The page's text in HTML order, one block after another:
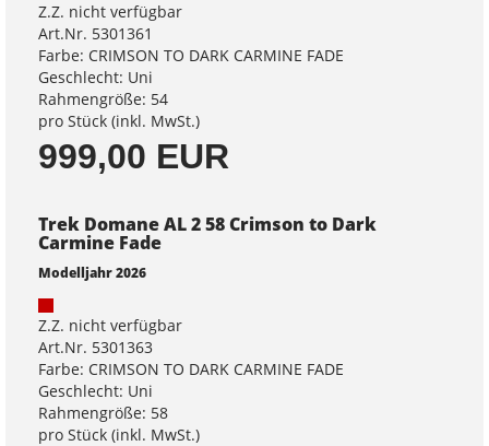
Z.Z. nicht verfügbar
Art.Nr. 5301361
Farbe: CRIMSON TO DARK CARMINE FADE
Geschlecht: Uni
Rahmengröße: 54
pro Stück (inkl. MwSt.)
999,00 EUR
Trek Domane AL 2 58 Crimson to Dark
Carmine Fade
Modelljahr 2026
Z.Z. nicht verfügbar
Art.Nr. 5301363
Farbe: CRIMSON TO DARK CARMINE FADE
Geschlecht: Uni
Rahmengröße: 58
pro Stück (inkl. MwSt.)